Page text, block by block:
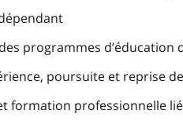
programmes d’éducation
poursuite et reprise
formation professionnelle